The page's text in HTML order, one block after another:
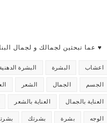
♥ عما تبحثين لجمالك و لجمال
اعشاب البشرة البشرة الدهنية
الجسم الجمال الشعر
العناية بالجمال العناية بالشعر
الوجه بشرة بشرتك